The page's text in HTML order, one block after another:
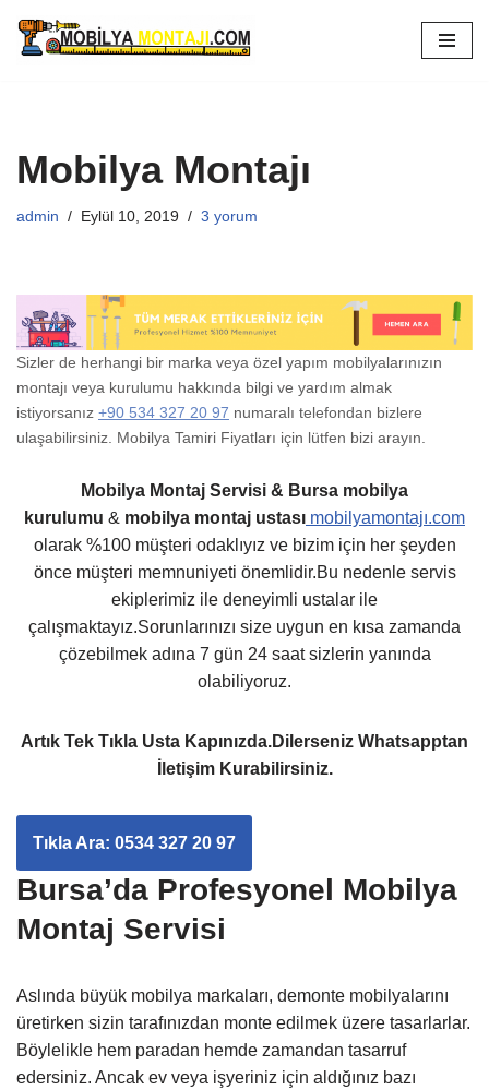
İçeriğe
Mobilya Montajı
admin Eylül 10, 2019 3 yorum
Sizler de herhangi bir marka veya özel yapım mobilyalarınızın
montajı veya kurulumu hakkında bilgi ve yardım almak
istiyorsanız +90 534 327 20 97 numaralı telefondan bizlere
ulaşabilirsiniz. Mobilya Tamiri Fiyatları için lütfen bizi arayın.
Mobilya Montaj Servisi & Bursa mobilya
kurulumu & mobilya montaj ustası mobilyamontajı.com
olarak %100 müşteri odaklıyız ve bizim için her şeyden
önce müşteri memnuniyeti önemlidir.Bu nedenle servis
ekiplerimiz ile deneyimli ustalar ile
çalışmaktayız.Sorunlarınızı size uygun en kısa zamanda
çözebilmek adına 7 gün 24 saat sizlerin yanında
olabiliyoruz.
Artık Tek Tıkla Usta Kapınızda.Dilerseniz Whatsapptan
İletişim Kurabilirsiniz.
Tıkla Ara: 0534 327 20 97
Bursa’da Profesyonel Mobilya
Montaj Servisi
Aslında büyük mobilya markaları, demonte mobilyalarını
üretirken sizin tarafınızdan monte edilmek üzere tasarlarlar.
Böylelikle hem paradan hemde zamandan tasarruf
edersiniz. Ancak ev veya işyeriniz için aldığınız bazı